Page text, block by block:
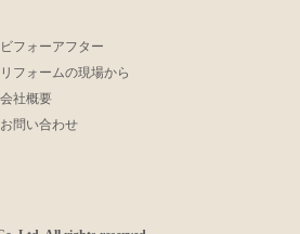
ビフォーアフター
リフォームの現場から
会社概要
お問い合わせ